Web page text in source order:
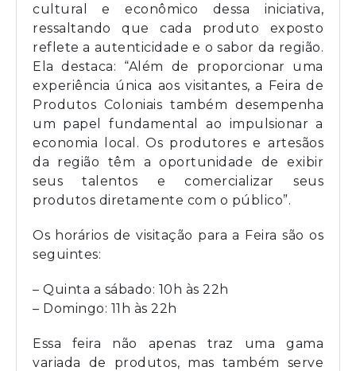
cultural e econômico dessa iniciativa,
ressaltando que cada produto exposto
reflete a autenticidade e o sabor da região.
Ela destaca: “Além de proporcionar uma
experiência única aos visitantes, a Feira de
Produtos Coloniais também desempenha
um papel fundamental ao impulsionar a
economia local. Os produtores e artesãos
da região têm a oportunidade de exibir
seus talentos e comercializar seus
produtos diretamente com o público”.
Os horários de visitação para a Feira são os
seguintes:
– Quinta a sábado: 10h às 22h
– Domingo: 11h às 22h
Essa feira não apenas traz uma gama
variada de produtos, mas também serve